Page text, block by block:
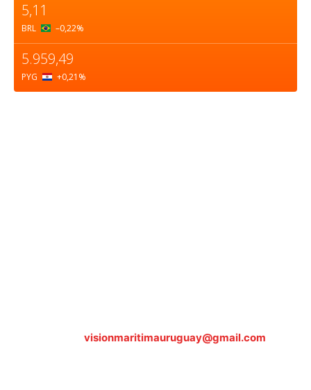
5,11
BRL –0,22%
5.959,49
PYG +0,21 %
visionmaritimauruguay@gmail.com